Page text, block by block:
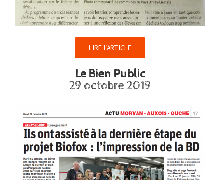
LIRE L’ARTICLE
Le Bien Public
29 octobre 2019